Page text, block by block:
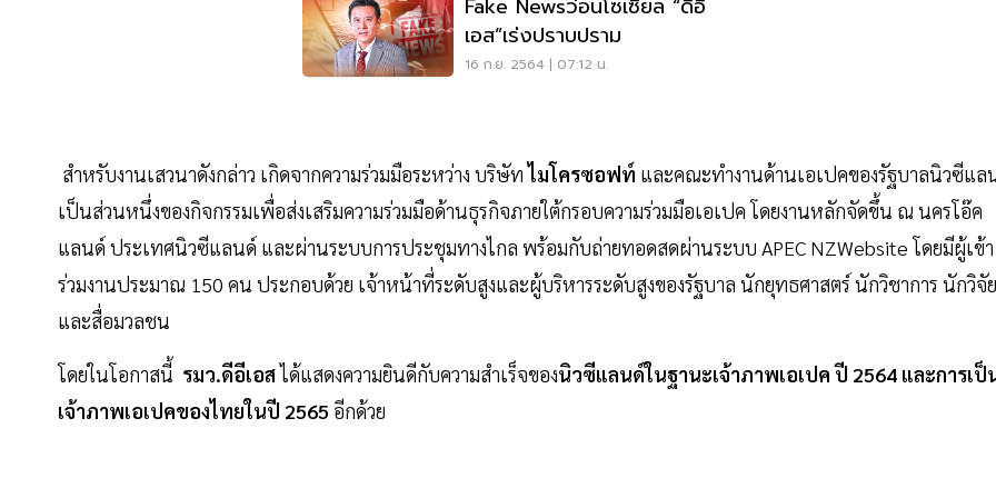
Fake Newsว่อนโซเซียล “ดีอี
เอส”เร่งปราบปราม
16 ก.ย. 2564 | 07:12 น.
สำหรับงานเสวนาดังกล่าว เกิดจากความร่วมมือระหว่าง บริษัทไมโครซอฟท์ และคณะทำงานด้านเอเปคของรัฐบาลนิวซีแล
เป็นส่วนหนึ่งของกิจกรรมเพื่อส่งเสริมความร่วมมือด้านธุรกิจภายใต้กรอบความร่วมมือเอเปค โดยงานหลักจัดขึ้น ณ นครโอ๊ค
แลนด์ ประเทศนิวซีแลนด์ และผ่านระบบการประชุมทางไกล พร้อมกับถ่ายทอดสดผ่านระบบ APEC NZWebsite โดยมีผู้เข้า
ร่วมงานประมาณ 150 คน ประกอบด้วย เจ้าหน้าที่ระดับสูงและผู้บริหารระดับสูงของรัฐบาล นักยุทธศาสตร์ นักวิชาการ นักวิจัย
และสื่อมวลชน
โดยในโอกาสนี้ รมว.ดีอีเอสได้แสดงความยินดีกับความสำเร็จของนิวซีแลนด์ในฐานะเจ้าภาพเอเปค ปี 2564 และการเป็
เจ้าภาพเอเปคของไทยในปี 2565 อีกด้วย